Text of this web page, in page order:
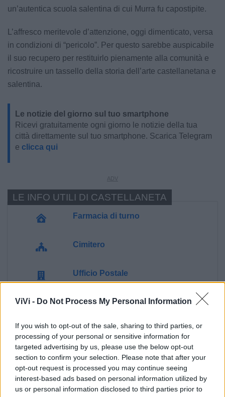
ViVi - Do Not Process My Personal Information
If you wish to opt-out of the sale, sharing to third parties, or
processing of your personal or sensitive information for
targeted advertising by us, please use the below opt-out
section to confirm your selection. Please note that after your
opt-out request is processed you may continue seeing
interest-based ads based on personal information utilized by
us or personal information disclosed to third parties prior to
un’autentica scuola salentina di cui Murra fu capostipite.
L’affresco meritevole d’attenzione, oggi dimenticato, versa
in condizioni di “pericolo”. Per questo sarebbe auspicabile
il suo recupero per restituirlo pienamente alla comunità e
ricostruire un tassello della storia dell’arte castellanetana e
salentina.
Le notizie del giorno sul tuo smartphone
Ricevi gratuitamente ogni giorno le notizie della tua
città direttamente sul tuo smartphone. Scarica Telegram
e clicca qui
Farmacia di turno
Cimitero
Ufficio Postale
Guardia Medica
Canile
Polizia Locale
Pubblica illuminazione
LE INFO UTILI DI CASTELLANETA